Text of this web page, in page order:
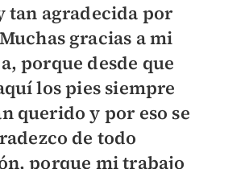
tan agradecida por
gracias a mi
porque desde que
los pies siempre
querido y por eso se
de todo
porque mi trabajo